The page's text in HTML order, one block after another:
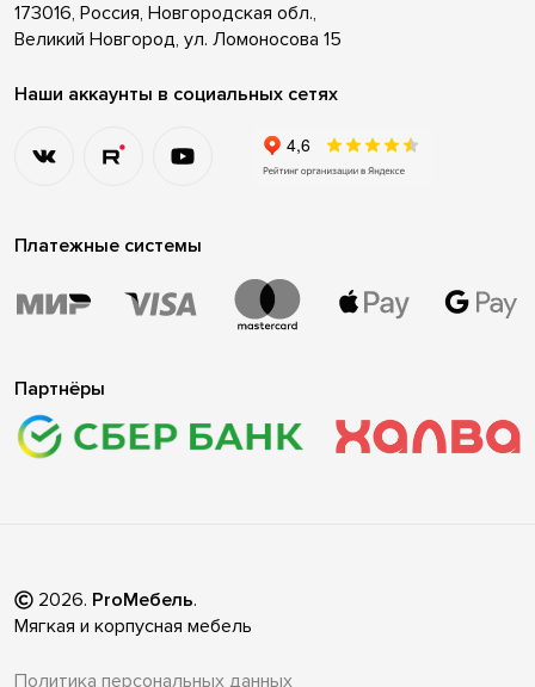
173016, Россия, Новгородская обл.,
Великий Новгород, ул. Ломоносова 15
Наши аккаунты в социальных сетях
Платежные системы
Партнёры
2026. ProМебель.
Мягкая и корпусная мебель
Политика персональных данных